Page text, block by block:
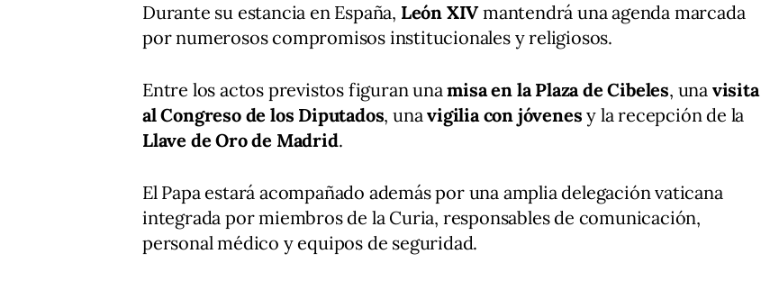
Durante su estancia en España, León XIVmantendrá una agenda marcada
por numerosos compromisos institucionales y religiosos.
Entre los actos previstos figuran unamisa en la Plaza de Cibeles, una visita
al Congreso de los Diputados, unavigilia con jóvenes y la recepción de la
Llave de Oro de Madrid.
El Papa estará acompañado además por una amplia delegación vaticana
integrada por miembros de la Curia, responsables de comunicación,
personal médico y equipos de seguridad.